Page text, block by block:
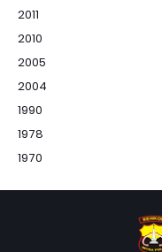
2011
2010
2005
2004
1990
1978
1970